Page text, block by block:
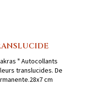
" Autocollants
translucides. De
cm